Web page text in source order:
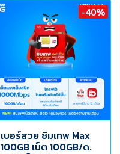
-40%
เบอร์สวย ซิมเทพ Max
100GB เน็ต 100GB/ด.